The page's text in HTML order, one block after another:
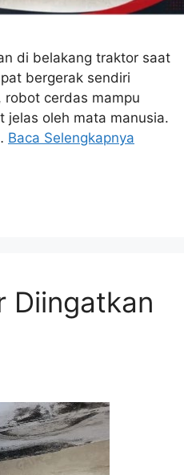
di belakang traktor saat
bergerak sendiri
robot cerdas mampu
jelas oleh mata manusia.
Baca Selengkapnya
Diingatkan